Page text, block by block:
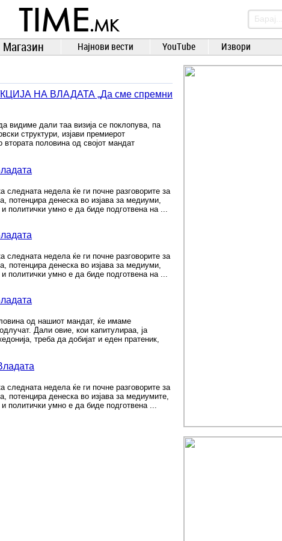
TIME.mk
ВЕСТИ
NEWS
Магазин Најнови вести YouTube Извори
НА ВЛАДАТА „Да сме спремни
видиме дали таа визија се поклопува, па
структури, изјави премиерот
втората половина од својот мандат
следната недела ќе ги почне разговорите за
потенцира денеска во изјава за медиуми,
политички умно е да биде подготвена на ...
следната недела ќе ги почне разговорите за
потенцира денеска во изјава за медиуми,
политички умно е да биде подготвена на ...
од нашиот мандат, ќе имаме
Дали овие, кои капитулираа, ја
треба да добијат и еден пратеник,
следната недела ќе ги почне разговорите за
потенцира денеска во изјава за медиумите,
политички умно е да биде подготвена ...